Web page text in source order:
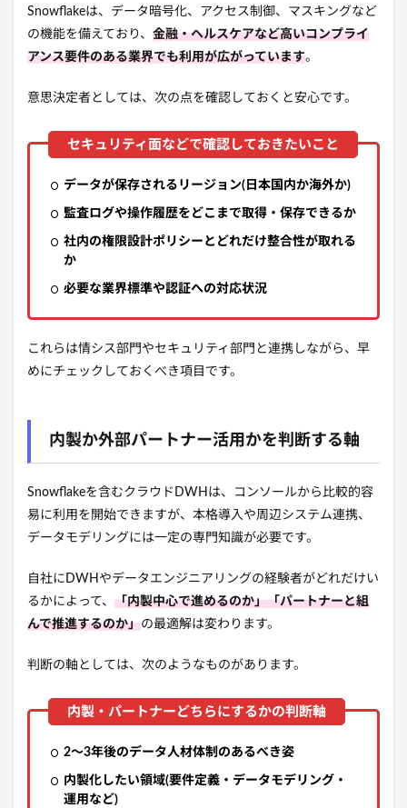
Snowflakeは、データ暗号化、アクセス制御、マスキングなど
の機能を備えており、 金融・ヘルスケアなど高いコンプライ
アンス要件のある業界でも利用が広がっています。
意思決定者としては、次の点を確認しておくと安心です。
データが保存されるリージョン(日本国内か海外か)
監査ログや操作履歴をどこまで取得・保存できるか
社内の権限設計ポリシーとどれだけ整合性が取れる
か
必要な業界標準や認証への対応状況
これらは情シス部門やセキュリティ部門と連携しながら、早
めにチェックしておくべき項目です。
内製か外部パートナー活用かを判断する軸
Snowflakeを含むクラウドDWHは、コンソールから比較的容
易に利用を開始できますが、本格導入や周辺システム連携、
データモデリングには一定の専門知識が必要です。
自社にDWHやデータエンジニアリングの経験者がどれだけい
るかによって、 「内製中心で進めるのか」「パートナーと組
んで推進するのか」の最適解は変わります。
判断の軸としては、次のようなものがあります。
2〜3年後のデータ人材体制のあるべき姿
内製化したい領域(要件定義・データモデリング・
運用など)